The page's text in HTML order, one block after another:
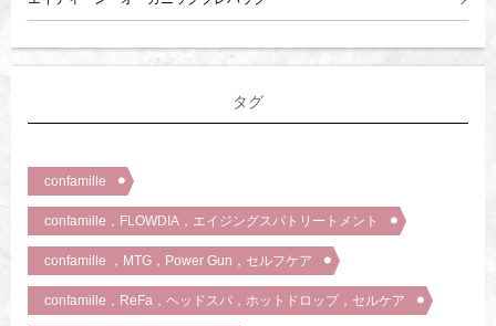
タグ
confamille
confamille，FLOWDIA，エイジングスパトリートメント
confamille ，MTG，Power Gun，セルフケア
confamille，ReFa，ヘッドスパ，ホットドロップ，セルケア